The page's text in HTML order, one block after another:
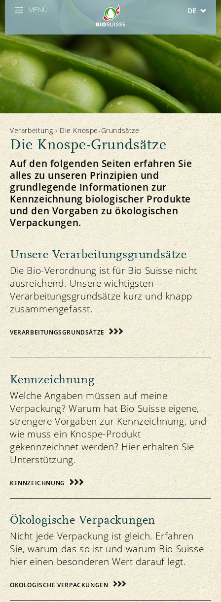
MENÜ DE
IT
Verarbeitung › Die Knospe-Grundsätze
Die Knospe-Grundsätze
Auf den folgenden Seiten erfahren Sie
alles zu unseren Prinzipien und
grundlegende Informationen zur
Kennzeichnung biologischer Produkte
und den Vorgaben zu ökologischen
Verpackungen.
Unsere Verarbeitungsgrundsätze
Die Bio-Verordnung ist für Bio Suisse nicht
ausreichend. Unsere wichtigsten
Verarbeitungsgrundsätze kurz und knapp
zusammengefasst.
VERARBEITUNGSGRUNDSÄTZE
Kennzeichnung
Welche Angaben müssen auf meine
Verpackung? Warum hat Bio Suisse eigene,
strengere Vorgaben zur Kennzeichnung, und
wie muss ein Knospe-Produkt
gekennzeichnet werden? Hier erhalten Sie
Unterstützung.
KENNZEICHNUNG
Ökologische Verpackungen
Nicht jede Verpackung ist gleich. Erfahren
Sie, warum das so ist und warum Bio Suisse
hier einen besonderen Wert darauf legt.
ÖKOLOGISCHE VERPACKUNGEN